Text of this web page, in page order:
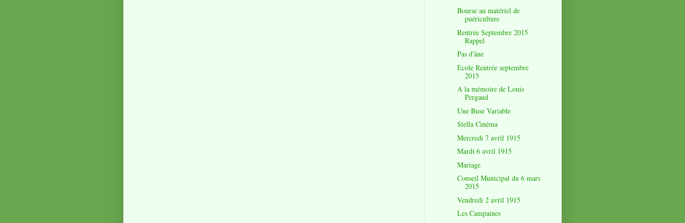
Bourse au matériel de
puériculture
Rentrée Septembre 2015
Rappel
Pas d'âne
Ecole Rentrée septembre
2015
A la mémoire de Louis
Pergaud
Une Buse Variable
Stella Cinéma
Mercredi 7 avril 1915
Mardi 6 avril 1915
Mariage
Conseil Municipal du 6 mars
2015
Vendredi 2 avril 1915
Les Campaines